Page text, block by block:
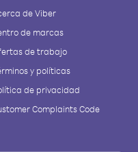
de Viber
de marcas
de trabajo
y políticas
de privacidad
Complaints Code